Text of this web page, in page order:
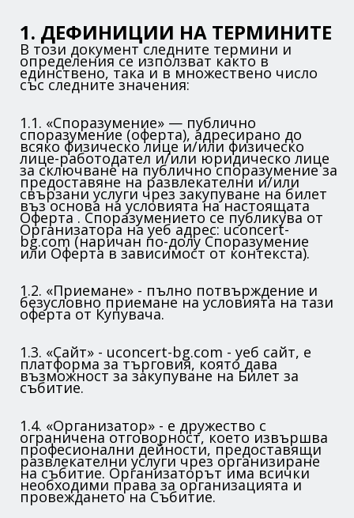
1. ДЕФИНИЦИИ НА ТЕРМИНИТЕ
В този документ следните термини и
определения се използват както в
единствено, така и в множествено число
със следните значения:
1.1. «Споразумение» — публично
споразумение (оферта), адресирано до
всяко физическо лице и/или физическо
лице-работодател и/или юридическо лице
за сключване на публично споразумение за
предоставяне на развлекателни и/или
свързани услуги чрез закупуване на билет
въз основа на условията на настоящата
Оферта . Споразумението се публикува от
Организатора на уеб адрес: uconcert-
bg.com (наричан по-долу Споразумение
или Оферта в зависимост от контекста).
1.2. «Приемане» - пълно потвърждение и
безусловно приемане на условията на тази
оферта от Купувача.
1.3. «Сайт» - uconcert-bg.com - уеб сайт, е
платформа за търговия, която дава
възможност за закупуване на Билет за
събитие.
1.4. «Организатор» - е дружество с
ограничена отговорност, което извършва
професионални дейности, предоставящи
развлекателни услуги чрез организиране
на събитие. Организаторът има всички
необходими права за организацията и
провеждането на Събитие.